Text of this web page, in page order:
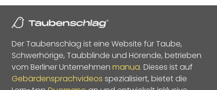
Der Taubenschlag ist eine Website für Taube,
Schwerhörige, Taubblinde und Hörende, betrieben
vom Berliner Unternehmen manua. Dieses ist auf
Gebärdensprachvideos spezialisiert, bietet die